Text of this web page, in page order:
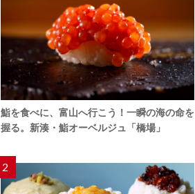
鮨を食べに、富山へ行こう！一瞬の海の命を
握る。新湊・鮨オーベルジュ「橋場」
2